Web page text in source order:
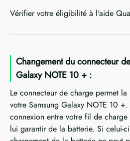
Vérifier votre éligibilité à l'aide
Changement du connecteur
Galaxy NOTE 10 + :
Le connecteur de charge permet
votre Samsung Galaxy NOTE 10
connexion entre votre fil de
lui garantir de la batterie. Si celui-